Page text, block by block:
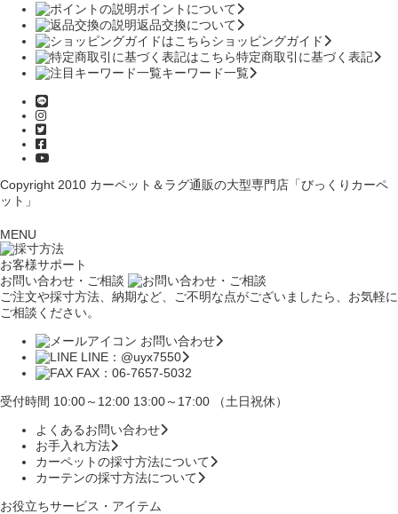
ポイントについて
返品交換について
ショッピングガイド
特定商取引に基づく表記
キーワード一覧
Copyright 2010 カーペット＆ラグ通販の大型専門店「びっくりカーペ
ット」
MENU
お客様サポート
お問い合わせ・ご相談
ご注文や採寸方法、納期など、ご不明な点がございましたら、お気軽に
ご相談ください。
お問い合わせ
LINE：@uyx7550
FAX：06-7657-5032
受付時間 10:00～12:00 13:00～17:00 （土日祝休）
よくあるお問い合わせ
お手入れ方法
カーペットの採寸方法について
カーテンの採寸方法について
お役立ちサービス・アイテム